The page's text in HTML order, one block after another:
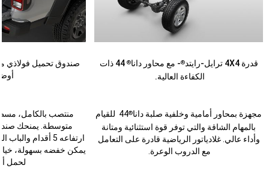
قدرة 4X4 ترايل-رايتد ®- مع محاور دانا®
44 ذات
الكفاءة العالية.
مجهزة بمحاور أمامية وخلفية صلبة دانا®
‎ 44 للقيام
بالمهام الشاقة والتي توفر قوة استثنائية ومتانة
وأداء عالي. غلادياتور الرياضية قادرة على التعامل
مع الدروب الوعرة.
صندوق تحميل فولاذي
منتصب بالكامل،
متوسطة. يمنحك
ارتفاعه 5 أقدام
يمكن خفضه بسهولة،
لحمل